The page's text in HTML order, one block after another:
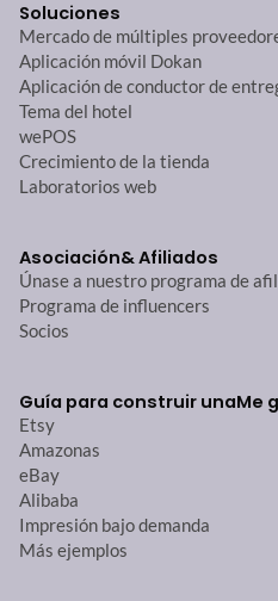
Soluciones
Mercado de múltiples
Aplicación móvil Dokan
Aplicación de conductor de
Tema del hotel
wePOS
Crecimiento de la tienda
Laboratorios web
Asociación& Afiliados
Únase a nuestro programa de
Programa de influencers
Socios
Guía para construir unaMe
Etsy
Amazonas
eBay
Alibaba
Impresión bajo demanda
Más ejemplos